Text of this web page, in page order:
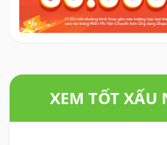
XEM TỐT XẤU